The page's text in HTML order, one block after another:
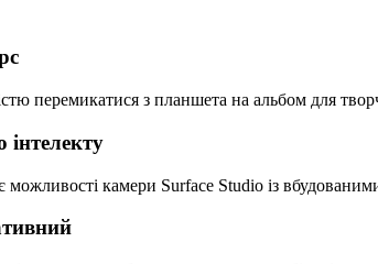
перемикатися з планшета на альбом для
інтелекту
камери Surface Studio із